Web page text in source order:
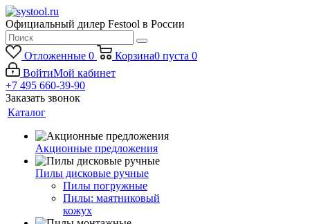
Официальный дилер Festool в России
Отложенные 0 Корзина0 пуста 0
ВойтиМой кабинет
+7 495 660-39-90
Заказать звонок
Каталог
Акционные предложения
Пилы дисковые ручные
Пилы погружные
Пилы: маятниковый
кожух